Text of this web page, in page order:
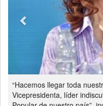
“Hacemos llegar toda
Vicepresidenta, líder